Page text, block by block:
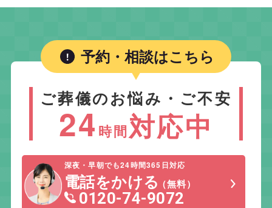
予約・相談はこちら
ご葬儀のお悩み・ご不安
24 時間対応中
深夜・早朝でも24時間365日対応
電話をかける（無料）
0120-74-9072